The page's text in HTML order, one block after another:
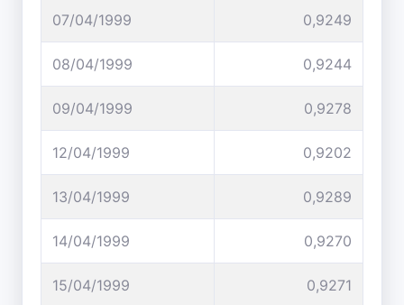
07/04/1999 0,9249
08/04/1999 0,9244
09/04/1999 0,9278
12/04/1999 0,9202
13/04/1999 0,9289
14/04/1999 0,9270
15/04/1999 0,9271